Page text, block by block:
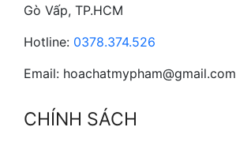
Gò Vấp, TP.HCM
Hotline: 0378.374.526
Email: hoachatmypham@gmail.com
CHÍNH SÁCH